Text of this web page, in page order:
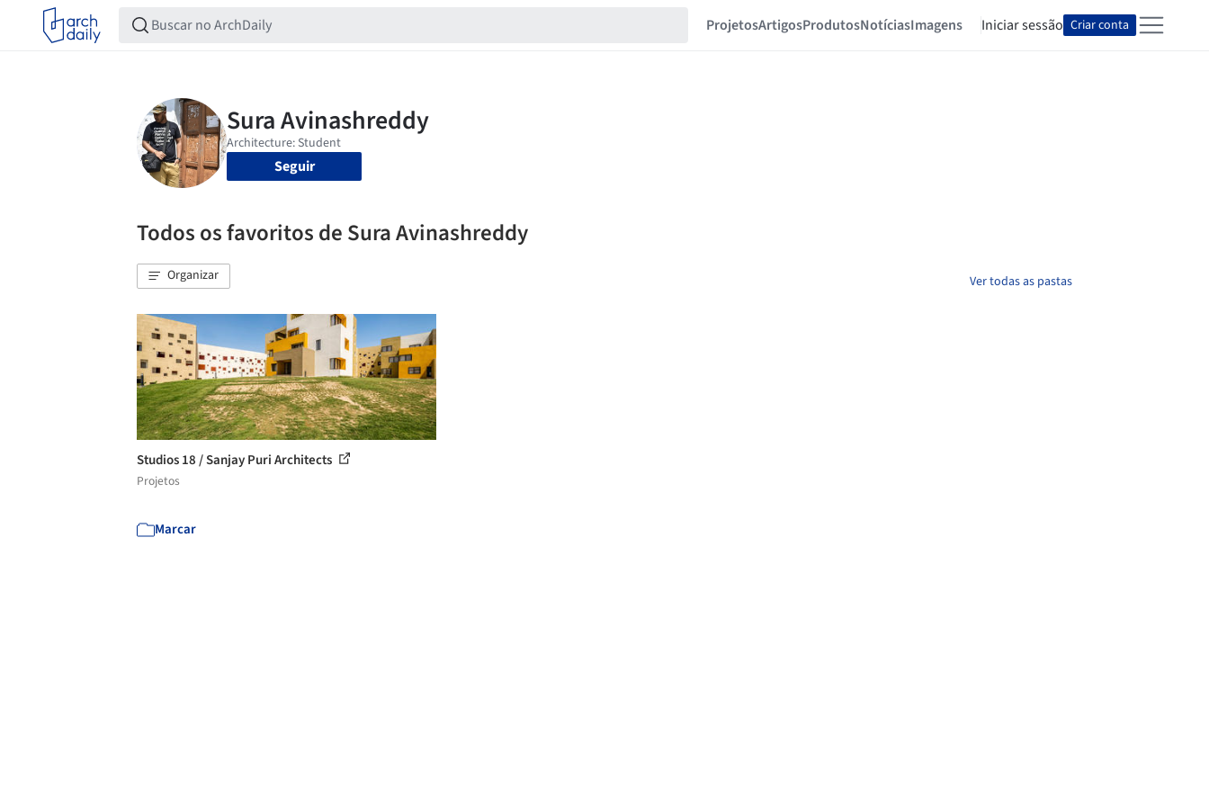
ProjetosArtigosProdutosNotíciasImagens Iniciar sessão Criar conta
Seguir
Todos os favoritos de Sura Avinashreddy
Organizar Ver todas as pastas
Studios 18 / Sanjay Puri Architects
Projetos
Marcar